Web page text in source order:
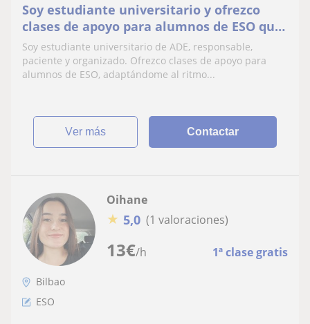
Soy estudiante universitario y ofrezco
clases de apoyo para alumnos de ESO que
quieran mejorar tanto en sus asignaturas
Soy estudiante universitario de ADE, responsable,
paciente y organizado. Ofrezco clases de apoyo para
alumnos de ESO, adaptándome al ritmo...
ver más Contactar
13€/h 1ª clase gratis
Oihane
★ 5,0 (1 valoraciones)
Bilbao
ESO